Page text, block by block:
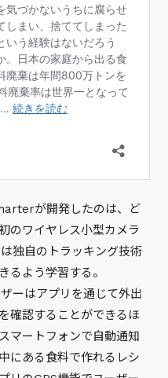
が開発したのは、ど
のワイヤレス小型カメラ
独自のトラッキング技術
るよう学習する。
ーはアプリを通じて外出
確認することができるほ
マートフォンで自動通知
にある食料で作れるレシ